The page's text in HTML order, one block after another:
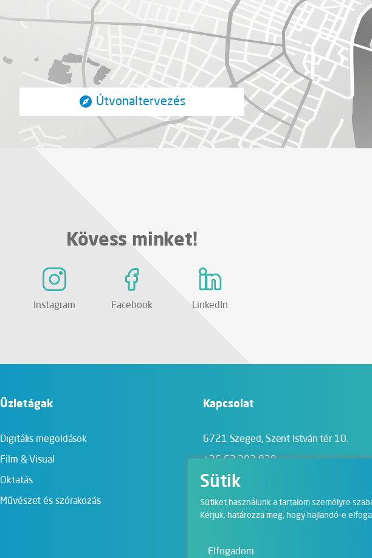
Sütik
Sütiket használunk a tartalom személyre
Kérjük, határozza meg, hogy hajlandó-e
Elfogadom
Útvonaltervezés
Kövess minket!
Instagram Facebook LinkedIn
Üzletágak
Digitális megoldások
Film & Visual
Oktatás
Művészet és szórakozás
Kapcsolat
6721 Szeged, Szent István tér 10.
+36 62 202 039
info@zengo.eu
Kapcsolat oldal